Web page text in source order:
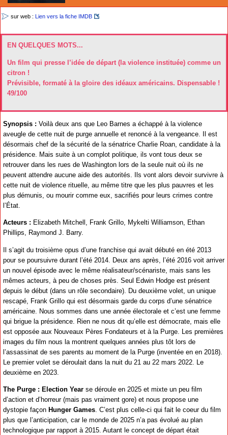
EN QUELQUES MOTS...
Un film qui presse l’idée de départ (la violence instituée) comme un
citron !
Prévisible, formaté à la gloire des idéaux américains. Dispensable !
49/100
sur web : Lien vers la fiche IMDB
Synopsis : Voilà deux ans que Leo Barnes a échappé à la violence
aveugle de cette nuit de purge annuelle et renoncé à la vengeance. Il est
désormais chef de la sécurité de la sénatrice Charlie Roan, candidate à la
présidence. Mais suite à un complot politique, ils vont tous deux se
retrouver dans les rues de Washington lors de la seule nuit où ils ne
peuvent attendre aucune aide des autorités. Ils vont alors devoir survivre à
cette nuit de violence rituelle, au même titre que les plus pauvres et les
plus démunis, ou mourir comme eux, sacrifiés pour leurs crimes contre
l’État.
Acteurs : Elizabeth Mitchell, Frank Grillo, Mykelti Williamson, Ethan
Phillips, Raymond J. Barry.
Il s’agit du troisième opus d’une franchise qui avait débuté en été 2013
pour se poursuivre durant l’été 2014. Deux ans après, l’été 2016 voit arriver
un nouvel épisode avec le même réalisateur/scénariste, mais sans les
mêmes acteurs, à peu de choses près. Seul Edwin Hodge est présent
depuis le début (dans un rôle secondaire). Du deuxième volet, un unique
rescapé, Frank Grillo qui est désormais garde du corps d’une sénatrice
américaine. Nous sommes dans une année électorale et c’est une femme
qui brigue la présidence. Rien ne nous dit qu’elle est démocrate, mais elle
est opposée aux Nouveaux Pères Fondateurs et à la Purge. Les premières
images du film nous la montrent quelques années plus tôt lors de
l’assassinat de ses parents au moment de la Purge (inventée en en 2018).
Le premier volet se déroulait dans la nuit du 21 au 22 mars 2022. Le
deuxième en 2023.
The Purge : Election Year se déroule en 2025 et mixte un peu film
d’action et d’horreur (mais pas vraiment gore) et nous propose une
dystopie façon Hunger Games. C’est plus celle-ci qui fait le coeur du film
plus que l’anticipation, car le monde de 2025 n’a pas évolué au plan
technologique par rapport à 2015. Autant le concept de départ était